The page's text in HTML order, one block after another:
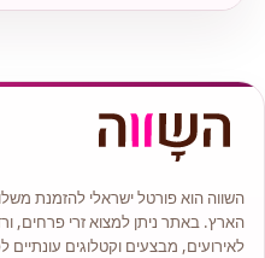
השווה הוא פורטל ישראלי להזמנת
הארץ. באתר ניתן למצוא זרי פרחים,
לאירועים, מבצעים וקטלוגים